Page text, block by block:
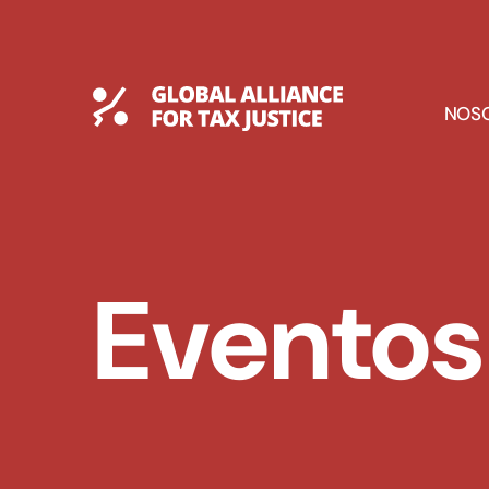
Global Tax Justice
Eventos